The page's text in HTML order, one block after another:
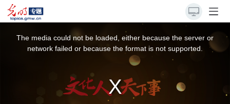
The media could not be loaded, either because the server or
network failed or because the format is not supported.